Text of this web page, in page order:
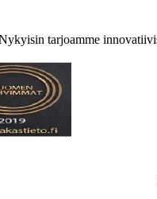
tarjoamme